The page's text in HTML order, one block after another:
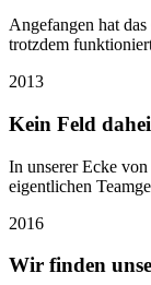
Angefangen hat
trotzdem
2013
Kein Feld
In unserer Ecke
eigentlichen
2016
Wir finden